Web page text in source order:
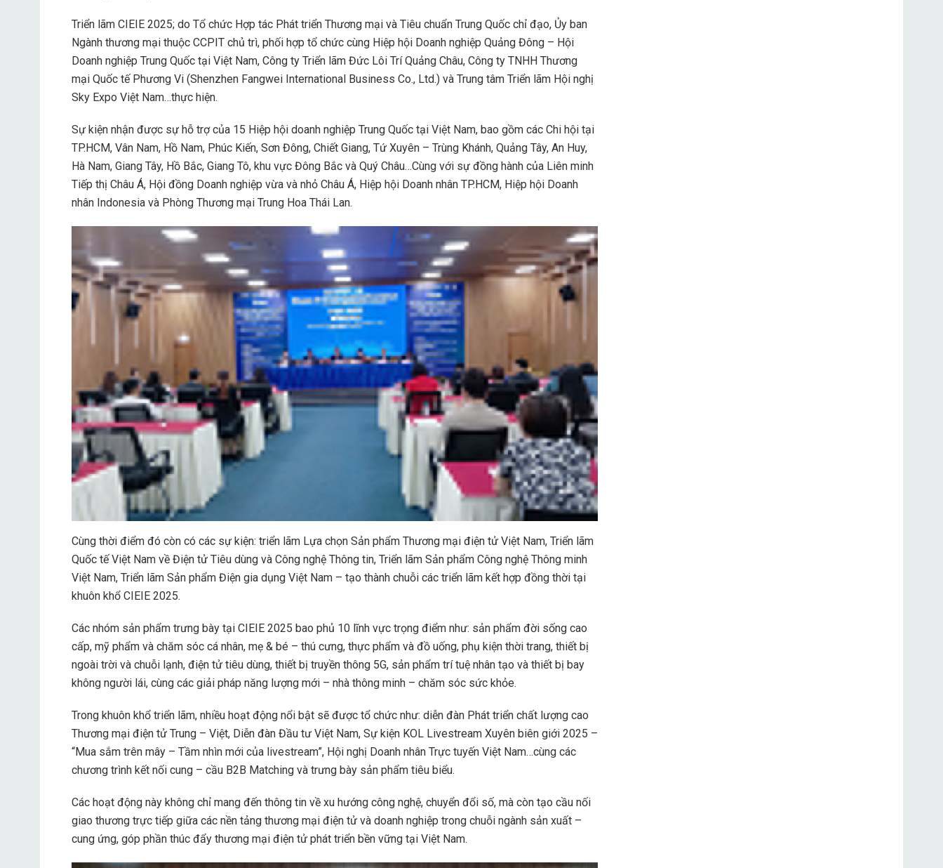
Triển lãm CIEIE 2025; do Tổ chức Hợp tác Phát triển Thương mại và Tiêu chuẩn Trung Quốc chỉ đạo, Ủy ban
Ngành thương mại thuộc CCPIT chủ trì, phối hợp tổ chức cùng Hiệp hội Doanh nghiệp Quảng Đông – Hội
Doanh nghiệp Trung Quốc tại Việt Nam, Công ty Triển lãm Đức Lôi Trí Quảng Châu, Công ty TNHH Thương
mại Quốc tế Phương Vi (Shenzhen Fangwei International Business Co., Ltd.) và Trung tâm Triển lãm Hội nghị
Sky Expo Việt Nam…thực hiện.
Sự kiện nhận được sự hỗ trợ của 15 Hiệp hội doanh nghiệp Trung Quốc tại Việt Nam, bao gồm các Chi hội tại
TP.HCM, Vân Nam, Hồ Nam, Phúc Kiến, Sơn Đông, Chiết Giang, Tứ Xuyên – Trùng Khánh, Quảng Tây, An Huy,
Hà Nam, Giang Tây, Hồ Bắc, Giang Tô, khu vực Đông Bắc và Quý Châu…Cùng với sự đồng hành của Liên minh
Tiếp thị Châu Á, Hội đồng Doanh nghiệp vừa và nhỏ Châu Á, Hiệp hội Doanh nhân TP.HCM, Hiệp hội Doanh
nhân Indonesia và Phòng Thương mại Trung Hoa Thái Lan.
Cùng thời điểm đó còn có các sự kiện: triển lãm Lựa chọn Sản phẩm Thương mại điện tử Việt Nam, Triển lãm
Quốc tế Việt Nam về Điện tử Tiêu dùng và Công nghệ Thông tin, Triển lãm Sản phẩm Công nghệ Thông minh
Việt Nam, Triển lãm Sản phẩm Điện gia dụng Việt Nam – tạo thành chuỗi các triển lãm kết hợp đồng thời tại
khuôn khổ CIEIE 2025.
Các nhóm sản phẩm trưng bày tại CIEIE 2025 bao phủ 10 lĩnh vực trọng điểm như: sản phẩm đời sống cao
cấp, mỹ phẩm và chăm sóc cá nhân, mẹ & bé – thú cưng, thực phẩm và đồ uống, phụ kiện thời trang, thiết bị
ngoài trời và chuỗi lạnh, điện tử tiêu dùng, thiết bị truyền thông 5G, sản phẩm trí tuệ nhân tạo và thiết bị bay
không người lái, cùng các giải pháp năng lượng mới – nhà thông minh – chăm sóc sức khỏe.
Trong khuôn khổ triển lãm, nhiều hoạt động nổi bật sẽ được tổ chức như: diễn đàn Phát triển chất lượng cao
Thương mại điện tử Trung – Việt, Diễn đàn Đầu tư Việt Nam, Sự kiện KOL Livestream Xuyên biên giới 2025 –
“Mua sắm trên mây – Tầm nhìn mới của livestream”, Hội nghị Doanh nhân Trực tuyến Việt Nam…cùng các
chương trình kết nối cung – cầu B2B Matching và trưng bày sản phẩm tiêu biểu.
Các hoạt động này không chỉ mang đến thông tin về xu hướng công nghệ, chuyển đổi số, mà còn tạo cầu nối
giao thương trực tiếp giữa các nền tảng thương mại điện tử và doanh nghiệp trong chuỗi ngành sản xuất –
cung ứng, góp phần thúc đẩy thương mại điện tử phát triển bền vững tại Việt Nam.